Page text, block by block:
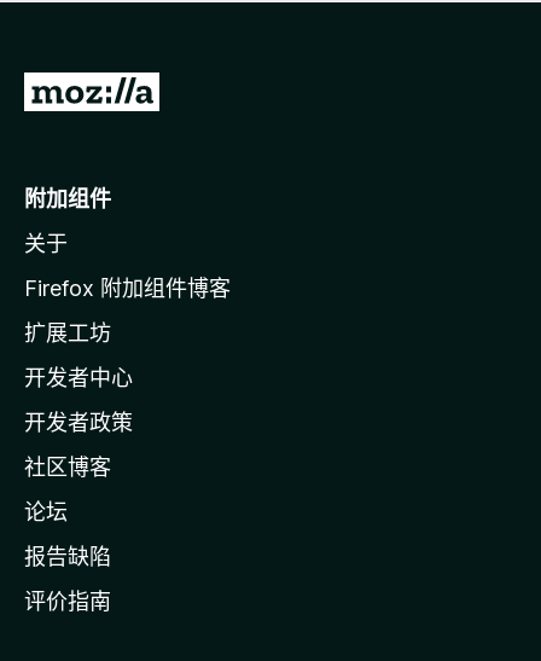
无
转
o
i
l
a
主
页
附加组件
关于
Firefox 附加组件博客
扩展工坊
开发者中心
开发者政策
社区博客
论坛
报告缺陷
评价指南